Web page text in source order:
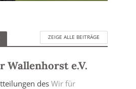
ZEIGE ALLE BEITRÄGE
Wallenhorst e.V.
des Wir für